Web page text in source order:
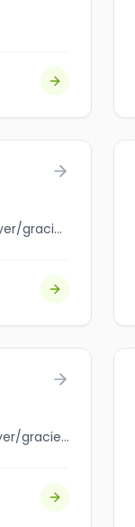
jobbank.gc.ca/browsejobs/employer/gracie+barra+langley/ca
jobbank.gc.ca/browsejobs/employer/gracie%27s+next+door/ca